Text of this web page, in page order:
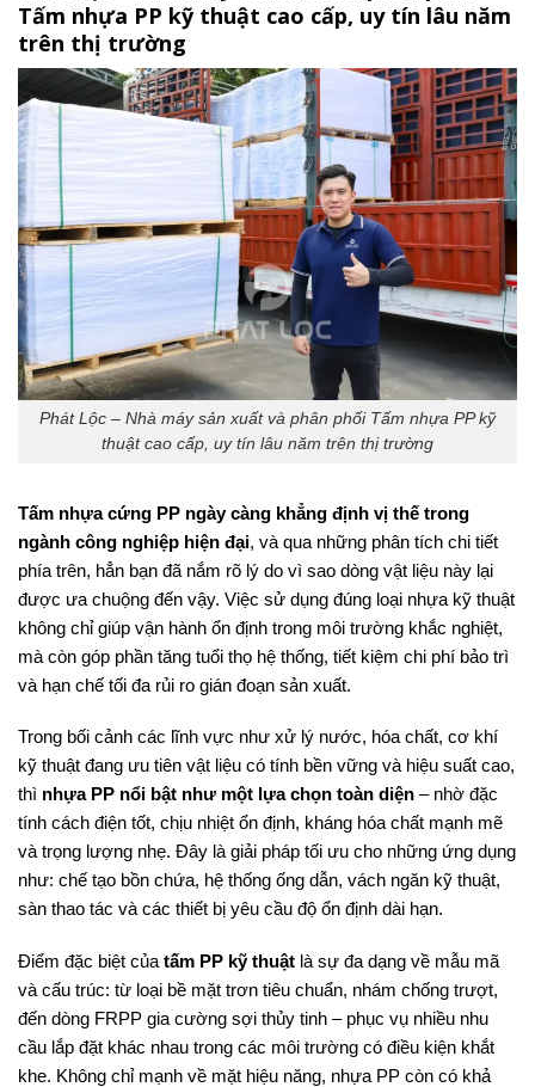
Tấm nhựa PP kỹ thuật cao cấp, uy tín lâu năm
trên thị trường
Phát Lộc – Nhà máy sản xuất và phân phối Tấm nhựa PP kỹ
thuật cao cấp, uy tín lâu năm trên thị trường
Tấm nhựa cứng PP ngày càng khẳng định vị thế trong
ngành công nghiệp hiện đại, và qua những phân tích chi tiết
phía trên, hẳn bạn đã nắm rõ lý do vì sao dòng vật liệu này lại
được ưa chuộng đến vậy. Việc sử dụng đúng loại nhựa kỹ thuật
không chỉ giúp vận hành ổn định trong môi trường khắc nghiệt,
mà còn góp phần tăng tuổi thọ hệ thống, tiết kiệm chi phí bảo trì
và hạn chế tối đa rủi ro gián đoạn sản xuất.
Trong bối cảnh các lĩnh vực như xử lý nước, hóa chất, cơ khí
kỹ thuật đang ưu tiên vật liệu có tính bền vững và hiệu suất cao,
thì nhựa PP nổi bật như một lựa chọn toàn diện – nhờ đặc
tính cách điện tốt, chịu nhiệt ổn định, kháng hóa chất mạnh mẽ
và trọng lượng nhẹ. Đây là giải pháp tối ưu cho những ứng dụng
như: chế tạo bồn chứa, hệ thống ống dẫn, vách ngăn kỹ thuật,
sàn thao tác và các thiết bị yêu cầu độ ổn định dài hạn.
Điểm đặc biệt của tấm PP kỹ thuật là sự đa dạng về mẫu mã
và cấu trúc: từ loại bề mặt trơn tiêu chuẩn, nhám chống trượt,
đến dòng FRPP gia cường sợi thủy tinh – phục vụ nhiều nhu
cầu lắp đặt khác nhau trong các môi trường có điều kiện khắt
khe. Không chỉ mạnh về mặt hiệu năng, nhựa PP còn có khả